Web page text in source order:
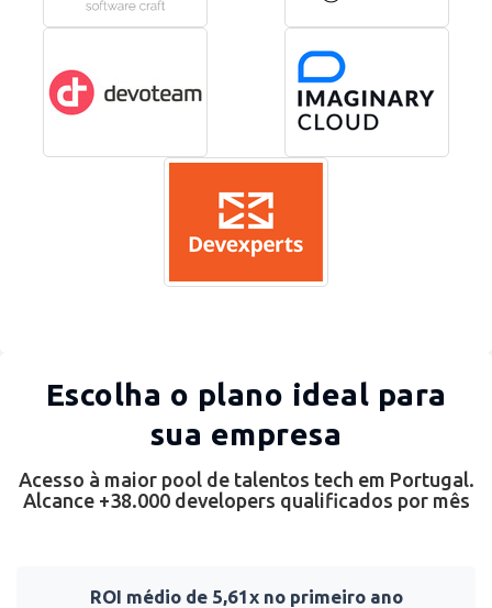
Escolha o plano ideal para
sua empresa
Acesso à maior pool de talentos tech em Portugal.
Alcance +38.000 developers qualificados por mês
ROI médio de 5,61x no primeiro ano